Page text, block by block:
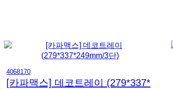
4068170
[카파맥스] 데코트레이 (279*337*